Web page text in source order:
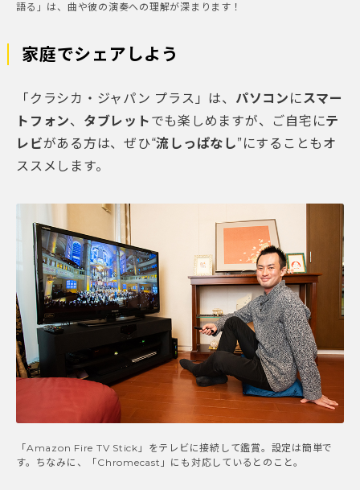
語る」は、曲や彼の演奏への理解が深まります！
家庭でシェアしよう
「クラシカ・ジャパン プラス」は、 パソコン にスマー
トフォン、 タブレット でも楽しめますが、ご自宅にテ
レビがある方は、ぜひ“流しっぱなし”にすることもオ
ススメします。
「Amazon Fire TV Stick」をテレビに接続して鑑賞。設定は簡単で
す。ちなみに、「Chromecast」にも対応しているとのこと。